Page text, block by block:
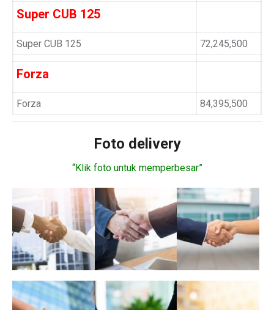
Super CUB 125
Super CUB 125 72,245,500
Forza
Forza 84,395,500
Foto delivery
“Klik foto untuk memperbesar”